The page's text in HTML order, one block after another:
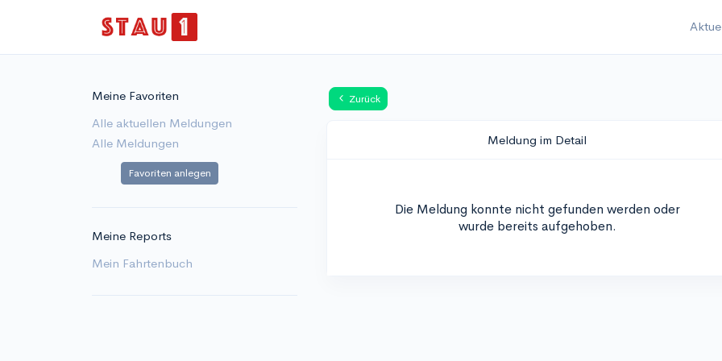
Meine Favoriten
Alle aktuellen Meldungen
Alle Meldungen
Favoriten anlegen
Meine Reports
Mein Fahrtenbuch
Zurück
Meldung im Detail
Die Meldung konnte nicht gefunden werden oder
wurde bereits aufgehoben.